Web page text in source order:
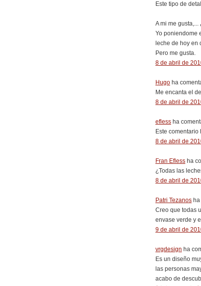
Este tipo de
A mi me
Yo poniendome
leche de hoy en
Pero me gusta.
8 de abril de
Hugo ha
Me encanta el
8 de abril de
efless ha
Este
8 de abril de
Fran Efless ha
¿Todas las
8 de abril de
Patri Tezanos
Creo que todas
envase verde y
9 de abril de
vrgdesign ha
Es un diseño
las personas
acabo de